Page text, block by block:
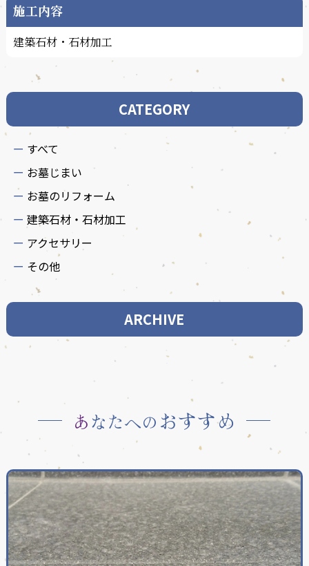
施工内容
建築石材・石材加工
CATEGORY
すべて
お墓じまい
お墓のリフォーム
建築石材・石材加工
アクセサリー
その他
ARCHIVE
あなたへのおすすめ